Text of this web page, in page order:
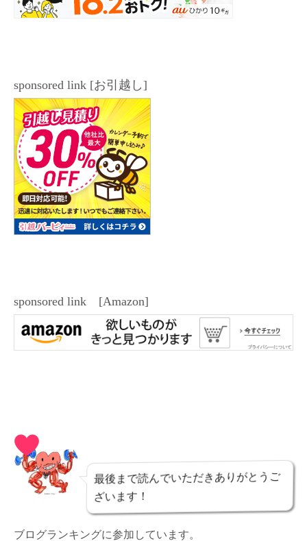
is
st
sponsored link [お引越し]
sponsored link [Amazon]
最後まで読んでいただきありがとうご
ざいます！
ブログランキングに参加しています。